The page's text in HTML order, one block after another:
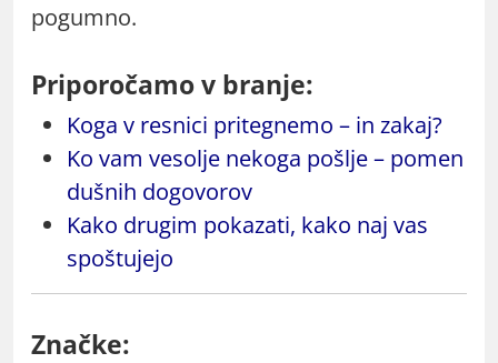
pogumno.
Priporočamo v branje:
Koga v resnici pritegnemo – in zakaj?
Ko vam vesolje nekoga pošlje – pomen
dušnih dogovorov
Kako drugim pokazati, kako naj vas
spoštujejo
Značke: